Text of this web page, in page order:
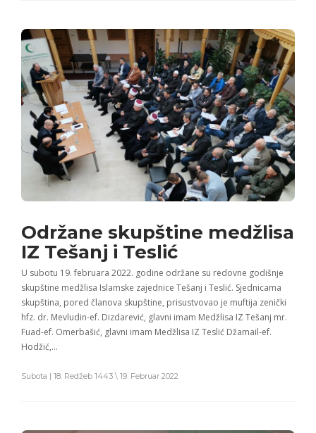
Održane skupštine medžlisa
IZ Tešanj i Teslić
U subotu 19. februara 2022. godine održane su redovne godišnje
skupštine medžlisa Islamske zajednice Tešanj i Teslić. Sjednicama
skupština, pored članova skupštine, prisustvovao je muftija zenički
hfz. dr. Mevludin-ef. Dizdarević, glavni imam Medžlisa IZ Tešanj mr.
Fuad-ef. Omerbašić, glavni imam Medžlisa IZ Teslić Džamail-ef.
Hodžić,…
Subota | 18. Redžeb 1443 \ 19. Februar 2022